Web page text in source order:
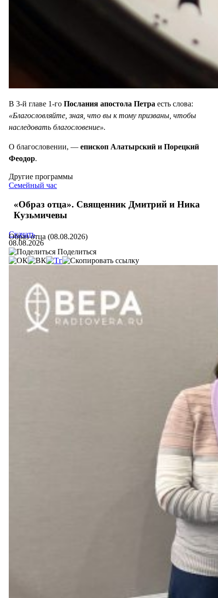
В 3-й главе 1-го Послания апостола Петра есть слова:
«Благословляйте, зная, что вы к тому призваны, чтобы
наследовать благословение».
О благословении, — епископ Алатырский и Порецкий
Феодор.
Другие программы
Семейный час
«Образ отца». Священник Дмитрий и Ника
Кузьмичевы
Образ отца (08.08.2026)
Скачать
08.08.2026
Поделиться